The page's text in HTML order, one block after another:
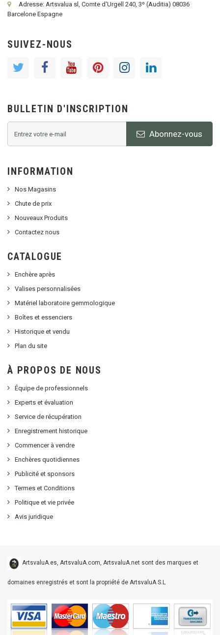
Adresse: Artsvalua sl, Comte d'Urgell 240, 3º (Auditia) 08036
Barcelone Espagne
SUIVEZ-NOUS
BULLETIN D'INSCRIPTION
Abonnez-vous
INFORMATION
Nos Magasins
Chute de prix
Nouveaux Produits
Contactez nous
CATALOGUE
Enchère après
Valises personnalisées
Matériel laboratoire gemmologique
Boîtes et essenciers
Historique et vendu
Plan du site
À PROPOS DE NOUS
Équipe de professionnels
Experts et évaluation
Service de récupération
Enregistrement historique
Commencer à vendre
Enchères quotidiennes
Publicité et sponsors
Termes et Conditions
Politique et vie privée
Avis juridique
ArtsvaluA.es, ArtsvaluA.com, ArtsvaluA.net sont des marques et
domaines enregistrés et sont la propriété de ArtsvaluA S.L